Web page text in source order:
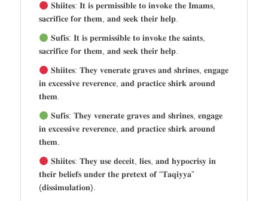
𝐒𝐡𝐢𝐢𝐭𝐞𝐬: 𝐈𝐭 𝐢𝐬 𝐩𝐞𝐫𝐦𝐢𝐬𝐬𝐢𝐛𝐥𝐞 𝐭𝐨 𝐢𝐧𝐯𝐨𝐤𝐞 𝐭𝐡𝐞 𝐈𝐦𝐚𝐦𝐬,
𝐬𝐚𝐜𝐫𝐢𝐟𝐢𝐜𝐞 𝐟𝐨𝐫 𝐭𝐡𝐞𝐦, 𝐚𝐧𝐝 𝐬𝐞𝐞𝐤 𝐭𝐡𝐞𝐢𝐫 𝐡𝐞𝐥𝐩.
𝐒𝐮𝐟𝐢𝐬: 𝐈𝐭 𝐢𝐬 𝐩𝐞𝐫𝐦𝐢𝐬𝐬𝐢𝐛𝐥𝐞 𝐭𝐨 𝐢𝐧𝐯𝐨𝐤𝐞 𝐭𝐡𝐞 𝐬𝐚𝐢𝐧𝐭𝐬,
𝐬𝐚𝐜𝐫𝐢𝐟𝐢𝐜𝐞 𝐟𝐨𝐫 𝐭𝐡𝐞𝐦, 𝐚𝐧𝐝 𝐬𝐞𝐞𝐤 𝐭𝐡𝐞𝐢𝐫 𝐡𝐞𝐥𝐩.
𝐒𝐡𝐢𝐢𝐭𝐞𝐬: 𝐓𝐡𝐞𝐲 𝐯𝐞𝐧𝐞𝐫𝐚𝐭𝐞 𝐠𝐫𝐚𝐯𝐞𝐬 𝐚𝐧𝐝 𝐬𝐡𝐫𝐢𝐧𝐞𝐬, 𝐞𝐧𝐠𝐚𝐠𝐞
𝐢𝐧 𝐞𝐱𝐜𝐞𝐬𝐬𝐢𝐯𝐞 𝐫𝐞𝐯𝐞𝐫𝐞𝐧𝐜𝐞, 𝐚𝐧𝐝 𝐩𝐫𝐚𝐜𝐭𝐢𝐜𝐞 𝐬𝐡𝐢𝐫𝐤 𝐚𝐫𝐨𝐮𝐧𝐝
𝐭𝐡𝐞𝐦.
𝐒𝐮𝐟𝐢𝐬: 𝐓𝐡𝐞𝐲 𝐯𝐞𝐧𝐞𝐫𝐚𝐭𝐞 𝐠𝐫𝐚𝐯𝐞𝐬 𝐚𝐧𝐝 𝐬𝐡𝐫𝐢𝐧𝐞𝐬, 𝐞𝐧𝐠𝐚𝐠𝐞
𝐢𝐧 𝐞𝐱𝐜𝐞𝐬𝐬𝐢𝐯𝐞 𝐫𝐞𝐯𝐞𝐫𝐞𝐧𝐜𝐞, 𝐚𝐧𝐝 𝐩𝐫𝐚𝐜𝐭𝐢𝐜𝐞 𝐬𝐡𝐢𝐫𝐤 𝐚𝐫𝐨𝐮𝐧𝐝
𝐭𝐡𝐞𝐦.
𝐒𝐡𝐢𝐢𝐭𝐞𝐬: 𝐓𝐡𝐞𝐲 𝐮𝐬𝐞 𝐝𝐞𝐜𝐞𝐢𝐭, 𝐥𝐢𝐞𝐬, 𝐚𝐧𝐝 𝐡𝐲𝐩𝐨𝐜𝐫𝐢𝐬𝐲 𝐢𝐧
𝐭𝐡𝐞𝐢𝐫 𝐛𝐞𝐥𝐢𝐞𝐟𝐬 𝐮𝐧𝐝𝐞𝐫 𝐭𝐡𝐞 𝐩𝐫𝐞𝐭𝐞𝐱𝐭 𝐨𝐟 “𝐓𝐚𝐪𝐢𝐲𝐲𝐚”
(𝐝𝐢𝐬𝐬𝐢𝐦𝐮𝐥𝐚𝐭𝐢𝐨𝐧).